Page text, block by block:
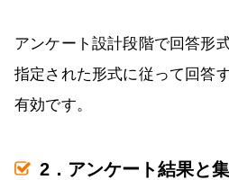
アンケート設計段階で回答形
指定された形式に従って回答
有効です。
2．アンケート結果と